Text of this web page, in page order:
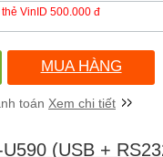
VinID 500.000 đ
MUA HÀNG
Xem chi tiết
(USB +